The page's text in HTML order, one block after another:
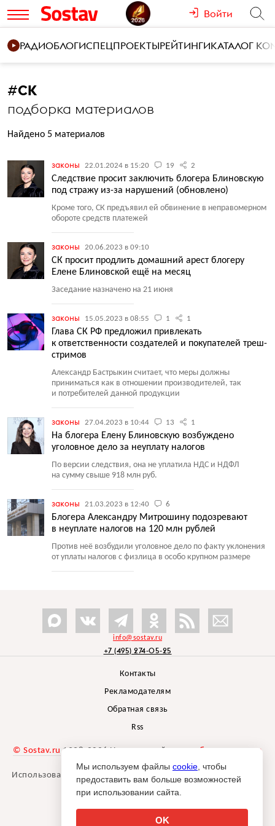
Войти
РАДИОБЛОГИСПЕЦПРОЕКТЫРЕЙТИНГИКАТАЛОГ
#СК
подборка материалов
Найдено 5 материалов
законы 22.01.2024 в 15:20 19 2
Следствие просит заключить блогера Блиновскую
под стражу из-за нарушений (обновлено)
Кроме того, СК предъявил ей обвинение в неправомерном
обороте средств платежей
законы 20.06.2023 в 09:10
СК просит продлить домашний арест блогеру
Елене Блиновской ещё на месяц
Заседание назначено на 21 июня
законы 15.05.2023 в 08:55 1 1
Глава СК РФ предложил привлекать
к ответственности создателей и покупателей треш-
стримов
Александр Бастрыкин считает, что меры должны
приниматься как в отношении производителей, так
и потребителей данной продукции
законы 27.04.2023 в 10:44 13 1
На блогера Елену Блиновскую возбуждено
уголовное дело за неуплату налогов
По версии следствия, она не уплатила НДС и НДФЛ
на сумму свыше 918 млн руб.
законы 21.03.2023 в 12:40 6
Блогера Александру Митрошину подозревают
в неуплате налогов на 120 млн рублей
Против неё возбудили уголовное дело по факту уклонения
от уплаты налогов с физлица в особо крупном размере
info@sostav.ru
+7 (495) 274-05-25
Контакты
Рекламодателям
Обратная связь
Rss
© Sostav.ru 1998-2026 Независимый проектбрендингового
агентства Depot
Использование материалов Sostav.ru допустимо только при
указании источника.
Мы используем файлы cookie , чтобы
предоставить вам больше возможностей
при использовании сайта.
OK